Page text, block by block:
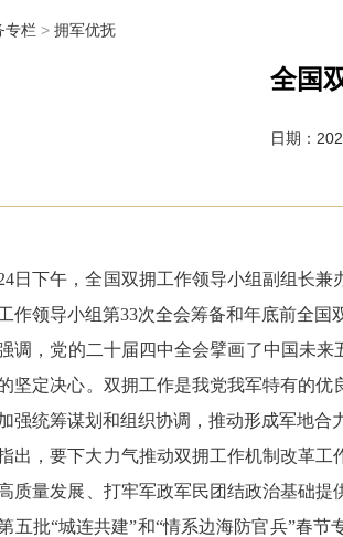
专栏 > 拥军优抚
全国
日期：
日下午，全国双拥工作领导小组副组长
作领导小组第33次全会筹备和年底前全国
调，党的二十届四中全会擘画了中国未
坚定决心。双拥工作是我党我军特有的
强统筹谋划和组织协调，推动形成军地合
出，要下大力气推动双拥工作机制改革
质量发展、打牢军政军民团结政治基础
五批“城连共建”和“情系边海防官兵”春